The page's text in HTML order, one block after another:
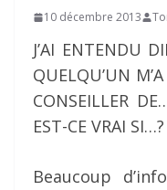
10 décembre 2013
J’AI ENTENDU
QUELQU’UN
CONSEILLER
EST-CE VRAI SI…?
Beaucoup